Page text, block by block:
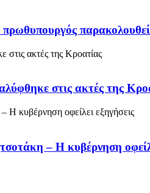
πρωθυπουργός
στις ακτές της
– Η κυβέρνηση